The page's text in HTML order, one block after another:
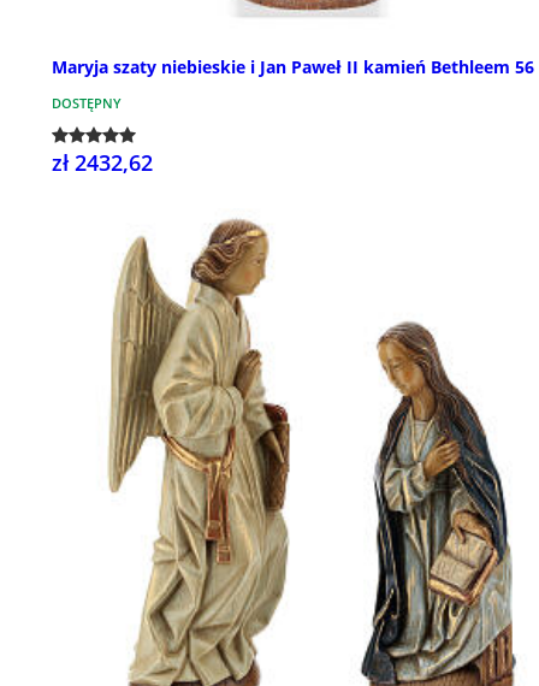
Maryja szaty niebieskie i Jan Paweł II kamień Bethleem 56
DOSTĘPNY
zł 2432,62